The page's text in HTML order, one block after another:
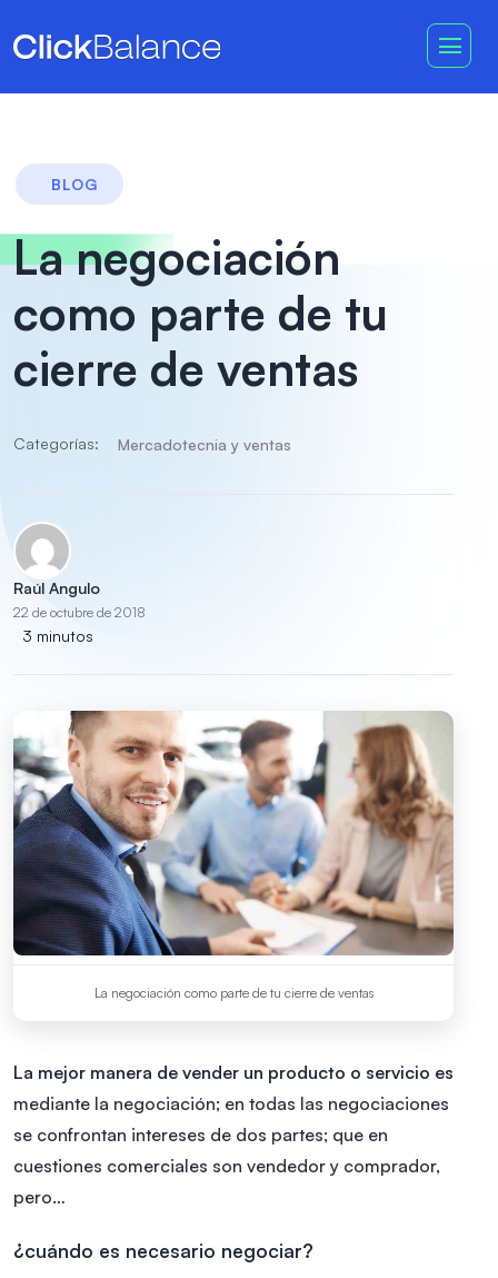
BLOG
La negociación
como parte de tu
cierre de ventas
Categorías: Mercadotecnia y ventas
Raúl Angulo
22 de octubre de 2018
3 minutos
La negociación como parte de tu cierre de ventas
La mejor manera de vender un producto o servicio es
mediante la negociación; en todas las negociaciones
se confrontan intereses de dos partes; que en
cuestiones comerciales son vendedor y comprador,
pero…
¿cuándo es necesario negociar?